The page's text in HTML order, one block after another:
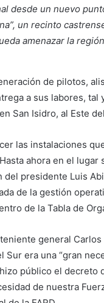
desde un nuevo
un recinto
amenazar la
de pilotos,
a sus labores, tal
San Isidro, al Este
las instalaciones
ahora en el lugar
presidente Luis
de la gestión
de la Tabla de
general
era una “gran
público el decreto
de nuestra